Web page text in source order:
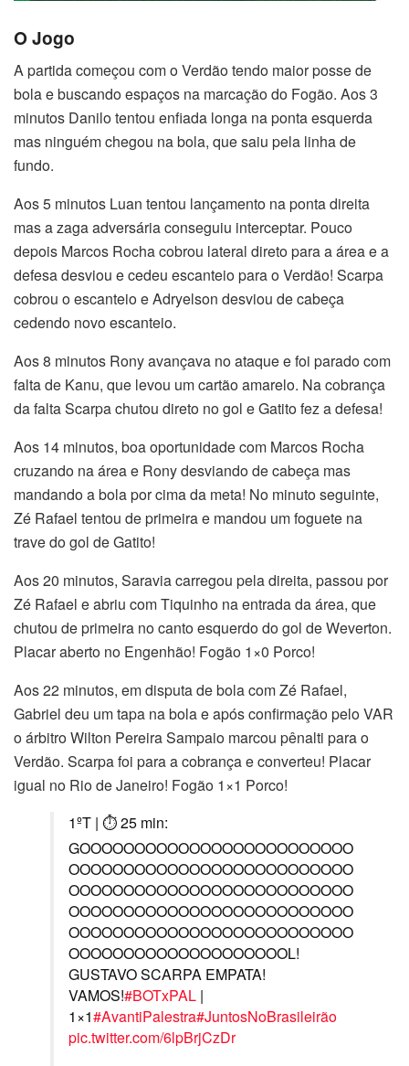
O Jogo
A partida começou com o Verdão tendo maior posse de
bola e buscando espaços na marcação do Fogão. Aos 3
minutos Danilo tentou enfiada longa na ponta esquerda
mas ninguém chegou na bola, que saiu pela linha de
fundo.
Aos 5 minutos Luan tentou lançamento na ponta direita
mas a zaga adversária conseguiu interceptar. Pouco
depois Marcos Rocha cobrou lateral direto para a área e a
defesa desviou e cedeu escanteio para o Verdão! Scarpa
cobrou o escanteio e Adryelson desviou de cabeça
cedendo novo escanteio.
Aos 8 minutos Rony avançava no ataque e foi parado com
falta de Kanu, que levou um cartão amarelo. Na cobrança
da falta Scarpa chutou direto no gol e Gatito fez a defesa!
Aos 14 minutos, boa oportunidade com Marcos Rocha
cruzando na área e Rony desviando de cabeça mas
mandando a bola por cima da meta! No minuto seguinte,
Zé Rafael tentou de primeira e mandou um foguete na
trave do gol de Gatito!
Aos 20 minutos, Saravia carregou pela direita, passou por
Zé Rafael e abriu com Tiquinho na entrada da área, que
chutou de primeira no canto esquerdo do gol de Weverton.
Placar aberto no Engenhão! Fogão 1×0 Porco!
Aos 22 minutos, em disputa de bola com Zé Rafael,
Gabriel deu um tapa na bola e após confirmação pelo VAR
o árbitro Wilton Pereira Sampaio marcou pênalti para o
Verdão. Scarpa foi para a cobrança e converteu! Placar
igual no Rio de Janeiro! Fogão 1×1 Porco!
1ºT | ⏱ 25 min:
GOOOOOOOOOOOOOOOOOOOOOOOOO
OOOOOOOOOOOOOOOOOOOOOOOOOO
OOOOOOOOOOOOOOOOOOOOOOOOOO
OOOOOOOOOOOOOOOOOOOOOOOOOO
OOOOOOOOOOOOOOOOOOOOOOOOOO
OOOOOOOOOOOOOOOOOOOOL!
GUSTAVO SCARPA EMPATA!
VAMOS!#BOTxPAL |
1×1#AvantiPalestra#JuntosNoBrasileirão
pic.twitter.com/6lpBrjCzDr